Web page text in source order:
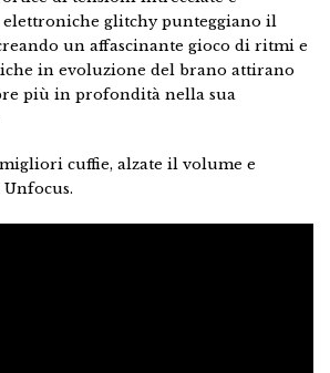
elettroniche glitchy punteggiano il
un affascinante gioco di ritmi e
in evoluzione del brano attirano
più in profondità nella sua
cuffie, alzate il volume e